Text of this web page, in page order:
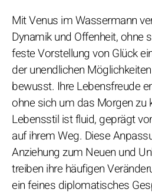
Mit Venus im Wassermann
Dynamik und Offenheit, ohne
feste Vorstellung von Glück
der unendlichen
bewusst. Ihre Lebensfreude
ohne sich um das Morgen zu
Lebensstil ist fluid, geprägt
auf ihrem Weg. Diese
Anziehung zum Neuen und
treiben ihre häufigen
ein feines diplomatisches